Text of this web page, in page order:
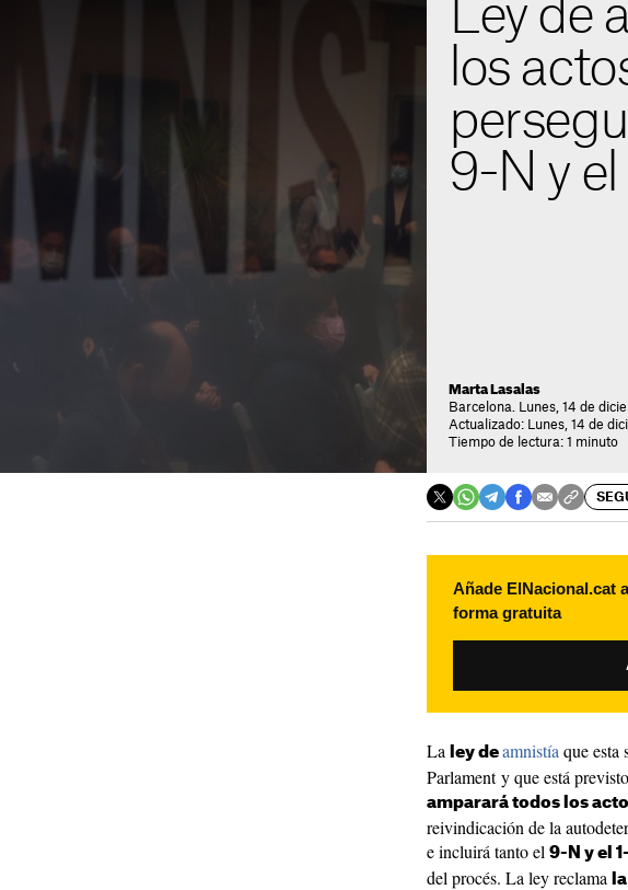
Ley de
los
9-N y el
Marta Lasalas
Barcelona. Lunes, 14 de
Actualizado: Lunes, 14 de
Tiempo de lectura: 1 minuto
Añade ElNacional.cat
forma gratuita
La ley de amnistía que esta
Parlament y que está
amparará todos los
reivindicación de la
e incluirá tanto el 9-N y el
del procés. La ley reclama